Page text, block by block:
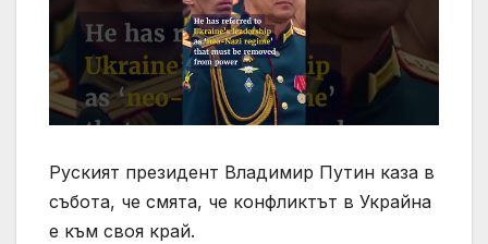
Руският президент Владимир Путин каза в
събота, че смята, че конфликтът в Украйна
е към своя край.